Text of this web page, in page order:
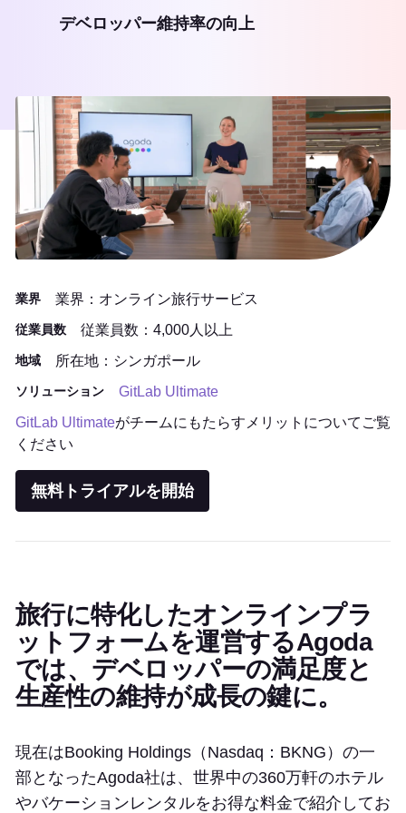
デベロッパー維持率の向上
業界 業界：オンライン旅行サービス
従業員数 従業員数：4,000人以上
地域 所在地：シンガポール
ソリューション
GitLab Ultimate
GitLab Ultimateがチームにもたらすメリットについてご覧
ください
無料トライアルを開始
旅行に特化したオンラインプラ
ットフォームを運営するAgoda
では、デベロッパーの満足度と
生産性の維持が成長の鍵に。
現在はBooking Holdings（Nasdaq：BKNG）の一
部となったAgoda社は、世界中の360万軒のホテル
やバケーションレンタルをお得な料金で紹介してお